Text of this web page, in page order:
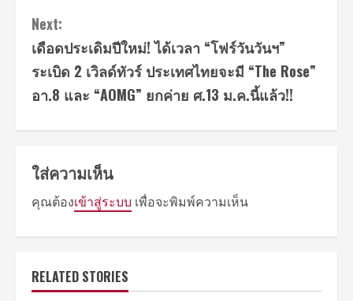
Next:
เดือดประเดิมปีใหม่! ได้เวลา “โฟร์วันวันฯ”
ระเบิด 2 เวิลด์ทัวร์ ประเทศไทยจะมี “The Rose”
อา.8 และ “AOMG” ยกค่าย ศ.13 ม.ค.นี้แล้ว!!
ใส่ความเห็น
คุณต้องเข้าสู่ระบบ เพื่อจะพิมพ์ความเห็น
RELATED STORIES